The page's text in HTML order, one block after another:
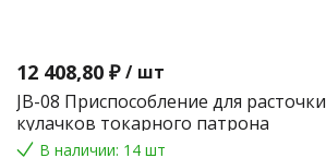
12 408,80 ₽ / шт
JB-08 Приспособление для расточки
кулачков токарного патрона
В наличии: 14 шт